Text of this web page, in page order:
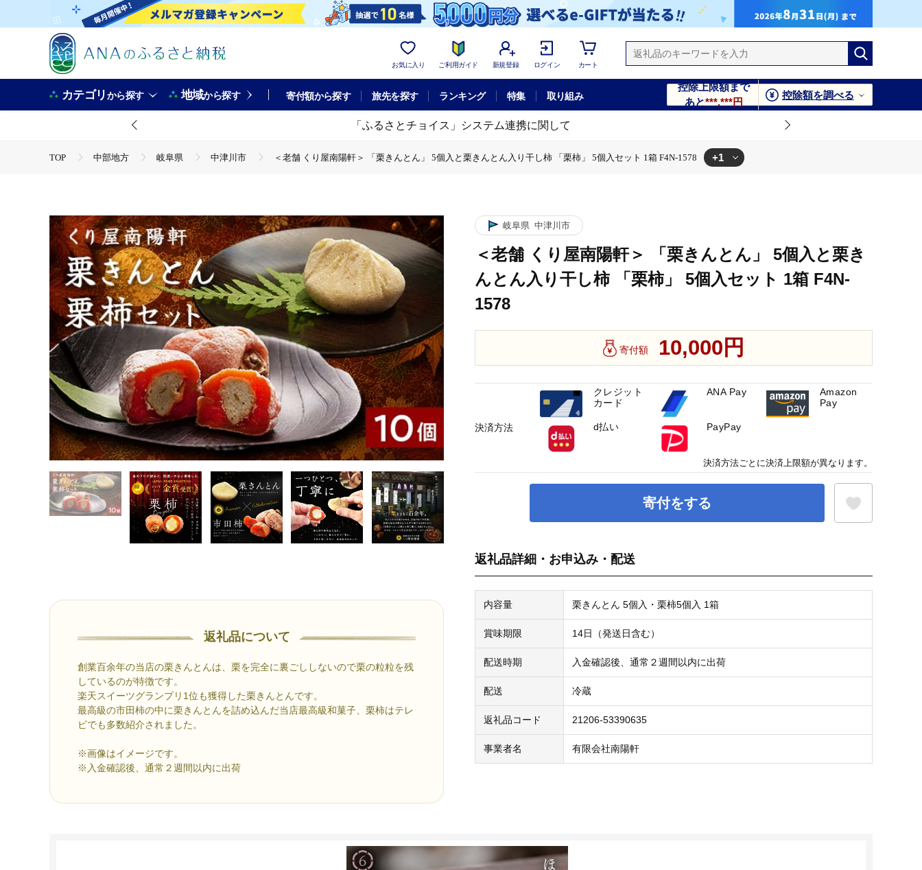
お気に入り ご利用ガイド 新規登録 ログイン カート
カテゴリから探す 地域から探す 寄付額から探す 旅先を探す ランキング 特集 取り組み
控除上限額まで
あと***,***円
控除額を調べる
「ふるさとチョイス」システム連携に関して
TOP 中部地方 岐阜県 中津川市 ＜老舗 くり屋南陽軒＞ 「栗きんとん」 5個入と栗きんとん入り干し柿 「栗柿」 5個入セット 1箱 F4N-1578 +1
返礼品について
創業百余年の当店の栗きんとんは、栗を完全に裏ごししないので栗の粒粒を残
しているのが特徴です。
楽天スイーツグランプリ1位も獲得した栗きんとんです。
最高級の市田柿の中に栗きんとんを詰め込んだ当店最高級和菓子、栗柿はテレ
ビでも多数紹介されました。
※画像はイメージです。
※入金確認後、通常２週間以内に出荷
岐阜県 中津川市
＜老舗 くり屋南陽軒＞ 「栗きんとん」 5個入と栗き
んとん入り干し柿 「栗柿」 5個入セット 1箱 F4N-
1578
寄付額 10,000円
寄付をする
返礼品詳細・お申込み・配送
内容量 栗きんとん 5個入・栗柿5個入 1箱
賞味期限 14日（発送日含む）
配送時期 入金確認後、通常２週間以内に出荷
配送 冷蔵
返礼品コード 21206-53390635
事業者名 有限会社南陽軒
決済方法
クレジット
カード
ANA Pay
Amazon
Pay
d払い PayPay
決済方法ごとに決済上限額が異なります。